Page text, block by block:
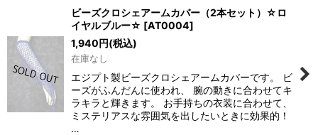
ビーズクロシェアームカバー（2本セット）☆ロ
イヤルブルー☆ [AT0004]
1,940円(税込)
在庫なし
エジプト製ビーズクロシェアームカバーです。 ビ
ーズがふんだんに使われ、 腕の動きに合わせてキ
ラキラと輝きます。 お手持ちの衣装に合わせて、
ミステリアスな雰囲気を出したいときに効果的！
…